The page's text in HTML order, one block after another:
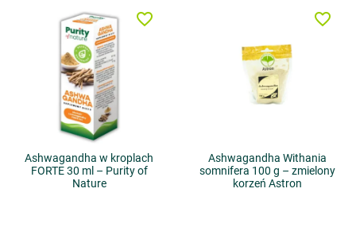
Ashwagandha w kroplach
FORTE 30 ml – Purity of
Nature
favorite_border
Ashwagandha Withania
somnifera 100 g – zmielony
korzeń Astron
favorite_border